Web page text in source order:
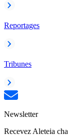
Reportages
Tribunes
Newsletter
Recevez Aleteia